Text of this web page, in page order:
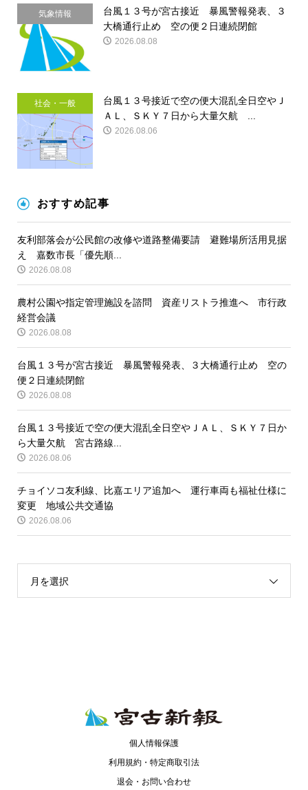
気象情報
台風１３号が宮古接近 暴風警報発表、３
大橋通行止め 空の便２日連続閉館
2026.08.08
社会・一般
台風１３号接近で空の便大混乱全日空やＪ
ＡＬ、ＳＫＹ７日から大量欠航 ...
2026.08.06
おすすめ記事
友利部落会が公民館の改修や道路整備要請 避難場所活用見据
え 嘉数市長「優先順...
2026.08.08
農村公園や指定管理施設を諮問 資産リストラ推進へ 市行政
経営会議
2026.08.08
台風１３号が宮古接近 暴風警報発表、３大橋通行止め 空の
便２日連続閉館
2026.08.08
台風１３号接近で空の便大混乱全日空やＪＡＬ、ＳＫＹ７日か
ら大量欠航 宮古路線...
2026.08.06
チョイソコ友利線、比嘉エリア追加へ 運行車両も福祉仕様に
変更 地域公共交通協
2026.08.06
月を選択
個人情報保護
利用規約・特定商取引法
退会・お問い合わせ